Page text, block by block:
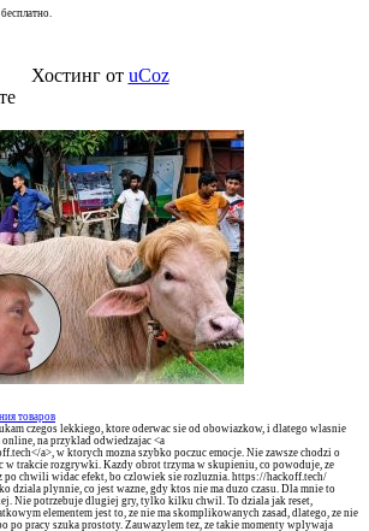
Хостинг от uCoz
товаров
czegos lekkiego, ktore oderwac sie od obowiazkow, i dlatego wlasnie
online, na przyklad odwiedzajac <a
a>, w ktorych mozna szybko poczuc emocje. Nie zawsze chodzi o
w trakcie rozgrywki. Kazdy obrot trzyma w skupieniu, co powoduje, ze
po chwili widac efekt, bo czlowiek sie rozluznia. https://hackoff.tech/
dziala plynnie, co jest wazne, gdy ktos nie ma duzo czasu. Dla mnie to
Nie potrzebuje dlugiej gry, tylko kilku chwil. To dziala jak reset,
elementem jest to, ze nie ma skomplikowanych zasad, dlatego, ze nie
po pracy szuka prostoty. Zauwazylem tez, ze takie momenty wplywaja